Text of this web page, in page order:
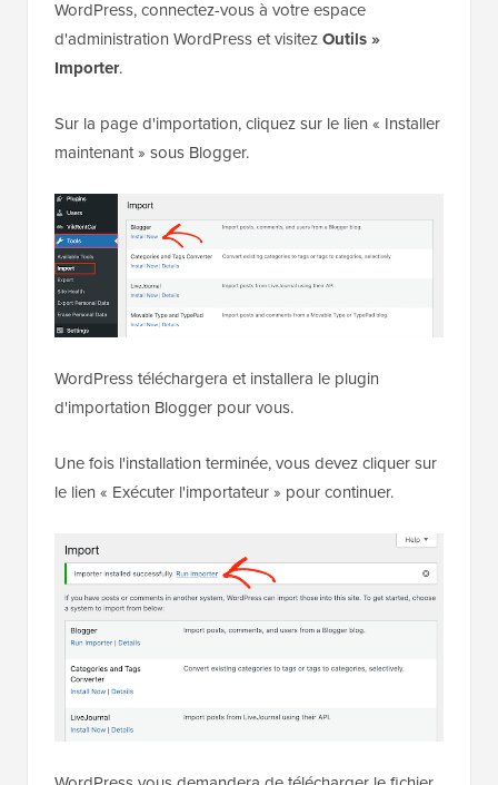
WordPress, connectez-vous à votre espace
d'administration WordPress et visitezOutils »
Importer.
Sur la page d'importation, cliquez sur le lien « Installer
maintenant » sous Blogger.
WordPress téléchargera et installera le plugin
d'importation Blogger pour vous.
Une fois l'installation terminée, vous devez cliquer sur
le lien « Exécuter l'importateur » pour continuer.